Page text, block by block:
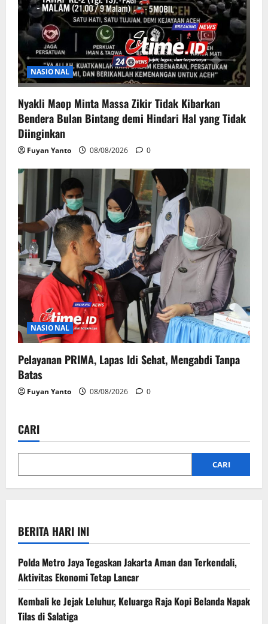
NASIONAL
Nyakli Maop Minta Massa Zikir Tidak Kibarkan
Bendera Bulan Bintang demi Hindari Hal yang Tidak
Diinginkan
Fuyan Yanto 08/08/2026 0
NASIONAL
Pelayanan PRIMA, Lapas Idi Sehat, Mengabdi Tanpa
Batas
Fuyan Yanto 08/08/2026 0
CARI
CARI
BERITA HARI INI
Polda Metro Jaya Tegaskan Jakarta Aman dan Terkendali,
Aktivitas Ekonomi Tetap Lancar
Kembali ke Jejak Leluhur, Keluarga Raja Kopi Belanda Napak
Tilas di Salatiga